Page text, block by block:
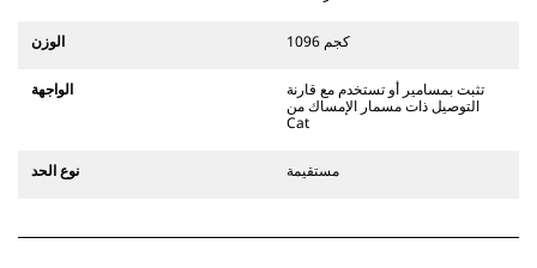
يستخدم مفصلات قارنة التوصيل السريعة
الثابتة. تتميز قارنات التوصيل المخصصة
الوزن 1096 كجم
الواجهة
تثبت بمسامير أو تستخدم مع قارنة
التوصيل ذات مسمار الإمساك من
Cat
نوع الحد مستقيمة